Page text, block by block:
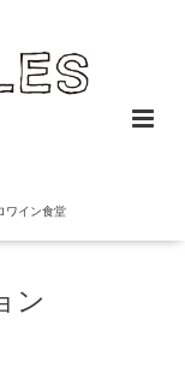
ワイン食堂
ン